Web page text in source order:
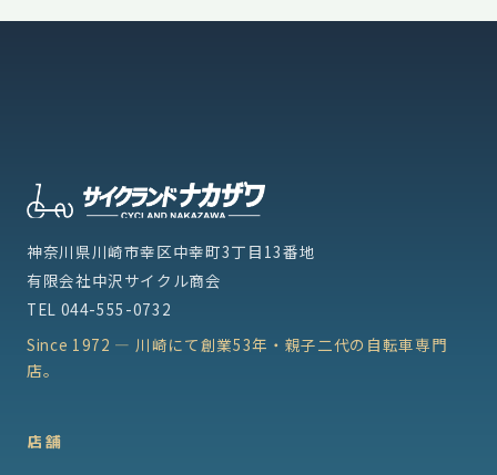
神奈川県川崎市幸区中幸町3丁目13番地
有限会社中沢サイクル商会
TEL 044-555-0732
Since 1972 — 川崎にて創業53年・親子二代の自転車専門
店。
店舗